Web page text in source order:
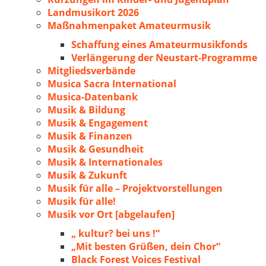
Landmusikort 2026
Maßnahmenpaket Amateurmusik
Schaffung eines Amateurmusikfonds
Verlängerung der Neustart-Programme
Mitgliedsverbände
Musica Sacra International
Musica-Datenbank
Musik & Bildung
Musik & Engagement
Musik & Finanzen
Musik & Gesundheit
Musik & Internationales
Musik & Zukunft
Musik für alle – Projektvorstellungen
Musik für alle!
Musik vor Ort [abgelaufen]
„ kultur? bei uns !“
„Mit besten Grüßen, dein Chor“
Black Forest Voices Festival